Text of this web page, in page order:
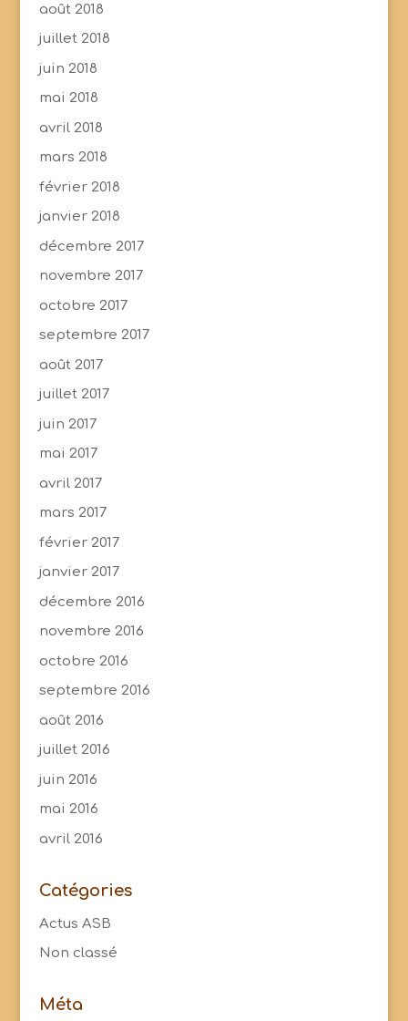
août 2018
juillet 2018
juin 2018
mai 2018
avril 2018
mars 2018
février 2018
janvier 2018
décembre 2017
novembre 2017
octobre 2017
septembre 2017
août 2017
juillet 2017
juin 2017
mai 2017
avril 2017
mars 2017
février 2017
janvier 2017
décembre 2016
novembre 2016
octobre 2016
septembre 2016
août 2016
juillet 2016
juin 2016
mai 2016
avril 2016
Catégories
Actus ASB
Non classé
Méta